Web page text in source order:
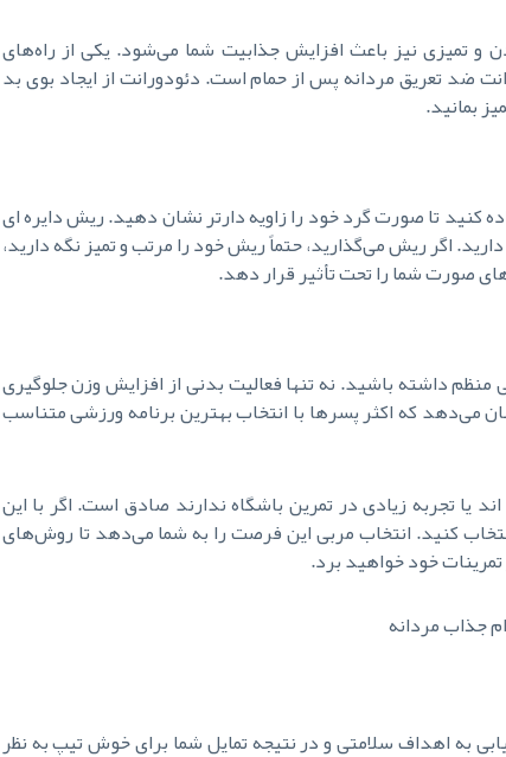
و تمیزی نیز باعث افزایش جذابیت شما می‌شود. یکی از راه‌های
ضد تعریق مردانه پس از حمام است. دئودورانت از ایجاد بوی بد
بمانید.
کنید تا صورت گرد خود را زاویه دارتر نشان دهید. ریش دایره ای
اگر ریش می‌گذارید، حتماً ریش خود را مرتب و تمیز نگه دارید،
صورت شما را تحت تأثیر قرار دهد.
داشته باشید. نه تنها فعالیت بدنی از افزایش وزن جلوگیری
که اکثر پسرها با انتخاب بهترین برنامه ورزشی متناسب
یا تجربه زیادی در تمرین باشگاه ندارند صادق است. اگر با این
کنید. انتخاب مربی این فرصت را به شما می‌دهد تا روش‌های
خود خواهید برد.
به اهداف سلامتی و در نتیجه تمایل شما برای خوش تیپ به نظر